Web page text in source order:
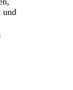
und